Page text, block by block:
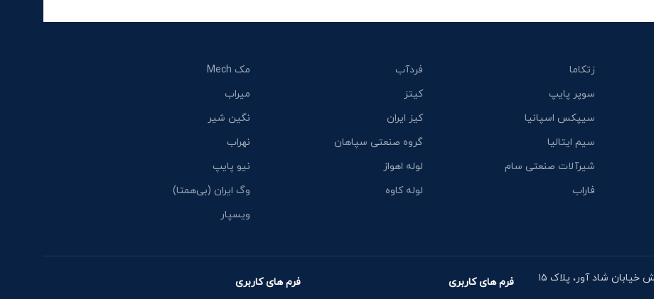
زتکاما
سوپر پایپ
سیپکس اسپانیا
سیم ایتالیا
شیرآلات صنعتی سام
فاراب
فردآب
کیتز
کیز ایران
گروه صنعتی سپاهان
لوله اهواز
لوله کاوه
مک Mech
میراب
نگین شیر
نهراب
نیو پایپ
وگ ایران (بی‌همتا)
ویسپار
آدرس دفتر: خیابان مقدس اردبیلی، نبش خیابان شاد آور، پلاک ۱۵
فرم های کاربری فرم های کاربری